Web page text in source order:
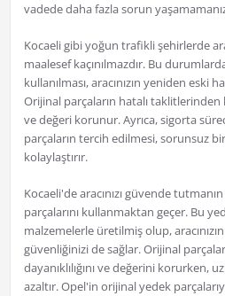
vadede daha fazla sorun
Kocaeli gibi yoğun trafikli şehirlerde
maalesef kaçınılmazdır. Bu
kullanılması, aracınızın yeniden eski
Orijinal parçaların hatalı taklitlerinden
ve değeri korunur. Ayrıca, sigorta
parçaların tercih edilmesi, sorunsuz
kolaylaştırır.
Kocaeli'de aracınızı güvende
parçalarını kullanmaktan geçer. Bu
malzemelerle üretilmiş olup,
güvenliğinizi de sağlar. Orijinal
dayanıklılığını ve değerini korurken,
azaltır. Opel'in orijinal yedek